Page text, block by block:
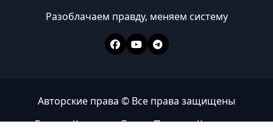
Разоблачаем правду, меняем систему
Авторские права © Все права защищены
ГлавнаяКоррупцияБизнесПолитикаКонтакты